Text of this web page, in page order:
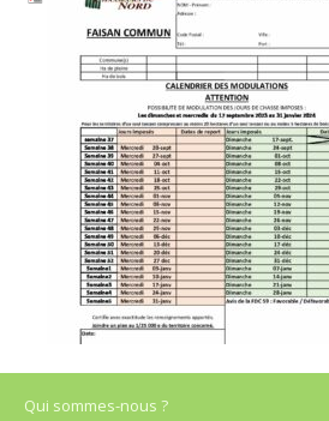
Qui sommes-nous ?